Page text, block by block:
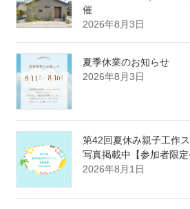
催
2026年8月3日
夏季休業のお知らせ
2026年8月3日
第42回夏休み親子工作
写真掲載中【参加者限定
2026年8月1日